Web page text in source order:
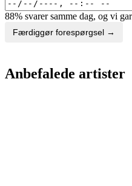
88% svarer samme dag, og vi
Færdiggør forespørgsel →
Anbefalede artister